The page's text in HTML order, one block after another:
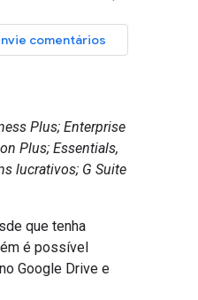
comentários
Plus; Enterprise
Plus; Essentials,
lucrativos; G Suite
que tenha
é possível
Google Drive e